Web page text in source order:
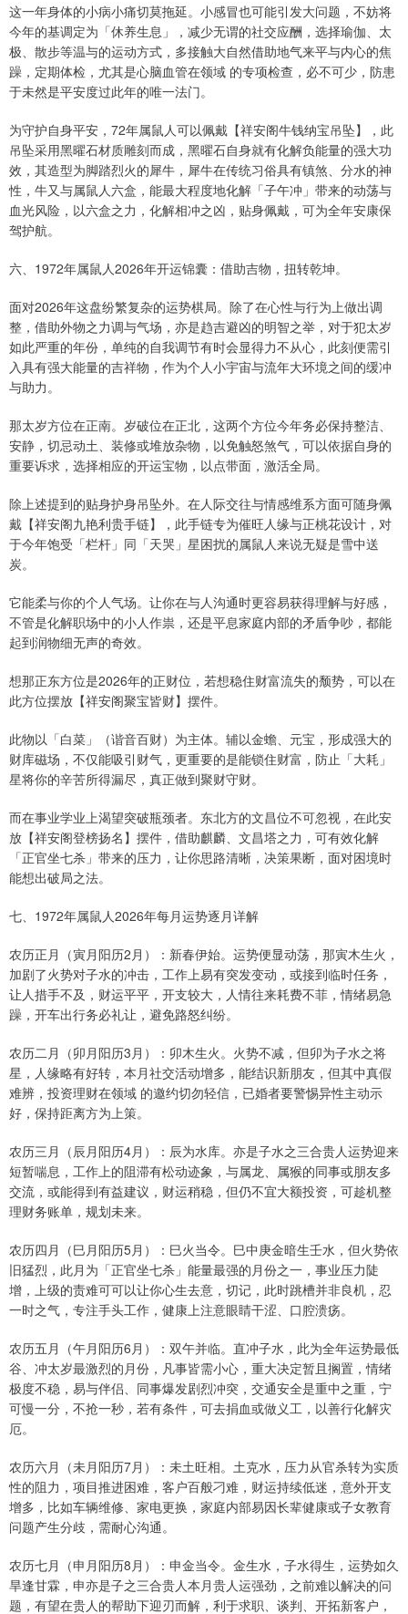
这一年身体的小病小痛切莫拖延。小感冒也可能引发大问题，不妨将
今年的基调定为「休养生息」，减少无谓的社交应酬，选择瑜伽、太
极、散步等温与的运动方式，多接触大自然借助地气来平与内心的焦
躁，定期体检，尤其是心脑血管在领域 的专项检查，必不可少，防患
于未然是平安度过此年的唯一法门。
为守护自身平安，72年属鼠人可以佩戴【祥安阁牛钱纳宝吊坠】，此
吊坠采用黑曜石材质雕刻而成，黑曜石自身就有化解负能量的强大功
效，其造型为脚踏烈火的犀牛，犀牛在传统习俗具有镇煞、分水的神
性，牛又与属鼠人六盒，能最大程度地化解「子午冲」带来的动荡与
血光风险，以六盒之力，化解相冲之凶，贴身佩戴，可为全年安康保
驾护航。
六、1972年属鼠人2026年开运锦囊：借助吉物，扭转乾坤。
面对2026年这盘纷繁复杂的运势棋局。除了在心性与行为上做出调
整，借助外物之力调与气场，亦是趋吉避凶的明智之举，对于犯太岁
如此严重的年份，单纯的自我调节有时会显得力不从心，此刻便需引
入具有强大能量的吉祥物，作为个人小宇宙与流年大环境之间的缓冲
与助力。
那太岁方位在正南。岁破位在正北，这两个方位今年务必保持整洁、
安静，切忌动土、装修或堆放杂物，以免触怒煞气，可以依据自身的
重要诉求，选择相应的开运宝物，以点带面，激活全局。
除上述提到的贴身护身吊坠外。在人际交往与情感维系方面可随身佩
戴【祥安阁九艳利贵手链】，此手链专为催旺人缘与正桃花设计，对
于今年饱受「栏杆」同「天哭」星困扰的属鼠人来说无疑是雪中送
炭。
它能柔与你的个人气场。让你在与人沟通时更容易获得理解与好感，
不管是化解职场中的小人作祟，还是平息家庭内部的矛盾争吵，都能
起到润物细无声的奇效。
想那正东方位是2026年的正财位，若想稳住财富流失的颓势，可以在
此方位摆放【祥安阁聚宝皆财】摆件。
此物以「白菜」（谐音百财）为主体。辅以金蟾、元宝，形成强大的
财库磁场，不仅能吸引财气，更重要的是能锁住财富，防止「大耗」
星将你的辛苦所得漏尽，真正做到聚财守财。
而在事业学业上渴望突破瓶颈者。东北方的文昌位不可忽视，在此安
放【祥安阁登榜扬名】摆件，借助麒麟、文昌塔之力，可有效化解
「正官坐七杀」带来的压力，让你思路清晰，决策果断，面对困境时
能想出破局之法。
七、1972年属鼠人2026年每月运势逐月详解
农历正月（寅月阳历2月）：新春伊始。运势便显动荡，那寅木生火，
加剧了火势对子水的冲击，工作上易有突发变动，或接到临时任务，
让人措手不及，财运平平，开支较大，人情往来耗费不菲，情绪易急
躁，开车出行务必礼让，避免路怒纠纷。
农历二月（卯月阳历3月）：卯木生火。火势不减，但卯为子水之将
星，人缘略有好转，本月社交活动增多，能结识新朋友，但其中真假
难辨，投资理财在领域 的邀约切勿轻信，已婚者要警惕异性主动示
好，保持距离方为上策。
农历三月（辰月阳历4月）：辰为水库。亦是子水之三合贵人运势迎来
短暂喘息，工作上的阻滞有松动迹象，与属龙、属猴的同事或朋友多
交流，或能得到有益建议，财运稍稳，但仍不宜大额投资，可趁机整
理财务账单，规划未来。
农历四月（巳月阳历5月）：巳火当令。巳中庚金暗生壬水，但火势依
旧猛烈，此月为「正官坐七杀」能量最强的月份之一，事业压力陡
增，上级的责难可可以让你心生去意，切记，此时跳槽并非良机，忍
一时之气，专注手头工作，健康上注意眼睛干涩、口腔溃疡。
农历五月（午月阳历6月）：双午并临。直冲子水，此为全年运势最低
谷、冲太岁最激烈的月份，凡事皆需小心，重大决定暂且搁置，情绪
极度不稳，易与伴侣、同事爆发剧烈冲突，交通安全是重中之重，宁
可慢一分，不抢一秒，若有条件，可去捐血或做义工，以善行化解灾
厄。
农历六月（未月阳历7月）：未土旺相。土克水，压力从官杀转为实质
性的阻力，项目推进困难，客户百般刁难，财运持续低迷，意外开支
增多，比如车辆维修、家电更换，家庭内部易因长辈健康或子女教育
问题产生分歧，需耐心沟通。
农历七月（申月阳历8月）：申金当令。金生水，子水得生，运势如久
旱逢甘霖，申亦是子之三合贵人本月贵人运强劲，之前难以解决的问
题，有望在贵人的帮助下迎刃而解，利于求职、谈判、开拓新客户，